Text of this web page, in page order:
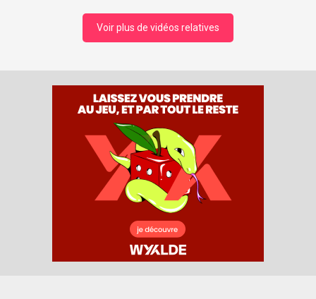
Voir plus de vidéos relatives